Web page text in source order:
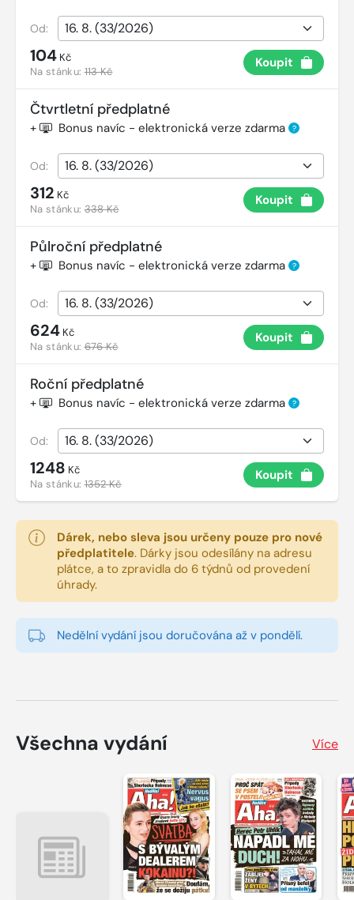
Od:
104 Kč
Na stánku:113 Kč
Koupit
Čtvrtletní předplatné
+ Bonus navíc - elektronická verze zdarma ?
Od:
312 Kč
Na stánku:338 Kč
Koupit
Půlroční předplatné
+ Bonus navíc - elektronická verze zdarma ?
Od:
624 Kč
Na stánku:676 Kč
Koupit
Roční předplatné
+ Bonus navíc - elektronická verze zdarma ?
Od:
1248 Kč
Na stánku:1352 Kč
Koupit
Dárek, nebo sleva jsou určeny pouze pro nové
předplatitele. Dárky jsou odesílány na adresu
plátce, a to zpravidla do 6 týdnů od provedení
úhrady.
Nedělní vydání jsou doručována až v pondělí.
Všechna vydání Více